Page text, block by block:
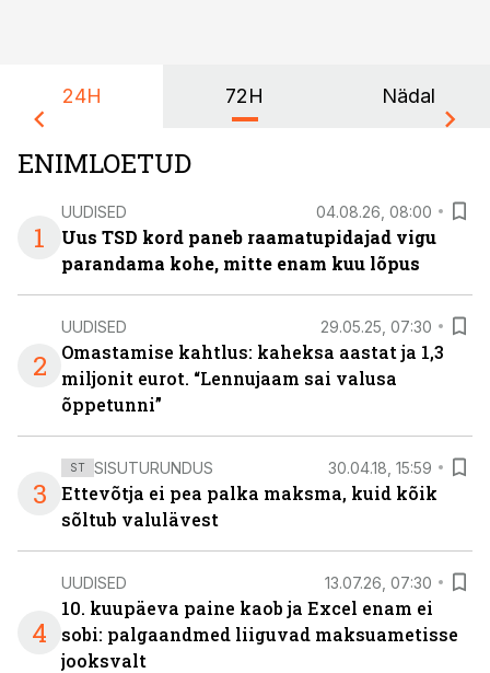
24H 72H Nädal
ENIMLOETUD
1
UUDISED 04.08.26, 08:00
Uus TSD kord paneb raamatupidajad vigu
parandama kohe, mitte enam kuu lõpus
2
UUDISED 29.05.25, 07:30
Omastamise kahtlus: kaheksa aastat ja 1,3
miljonit eurot. “Lennujaam sai valusa
õppetunni”
3
ST SISUTURUNDUS 30.04.18, 15:59
Ettevõtja ei pea palka maksma, kuid kõik
sõltub valulävest
4
UUDISED 13.07.26, 07:30
10. kuupäeva paine kaob ja Excel enam ei
sobi: palgaandmed liiguvad maksuametisse
jooksvalt